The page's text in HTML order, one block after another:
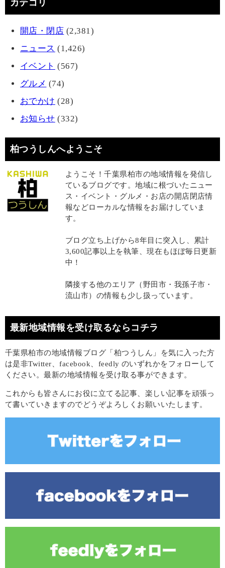
カテゴリ
開店・閉店 (2,381)
ニュース (1,426)
イベント (567)
グルメ (74)
おでかけ (28)
お知らせ (332)
柏つうしんへようこそ
ようこそ！千葉県柏市の地域情報を発信し
ているブログです。地域に根づいたニュー
ス・イベント・グルメ・お店の開店閉店情
報などローカルな情報をお届けしていま
す。
ブログ立ち上げから8年目に突入し、累計
3,600記事以上を執筆、現在もほぼ毎日更新
中！
隣接する他のエリア（野田市・我孫子市・
流山市）の情報も少し扱っています。
最新地域情報を受け取るならコチラ
千葉県柏市の地域情報ブログ「柏つうしん」を気に入った方
は是非Twitter、facebook、feedly のいずれかをフォローして
ください。最新の地域情報を受け取る事ができます。
これからも皆さんにお役に立てる記事、楽しい記事を頑張っ
て書いていきますのでどうぞよろしくお願いいたします。